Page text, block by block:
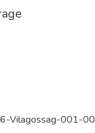
Vilagossag-001-